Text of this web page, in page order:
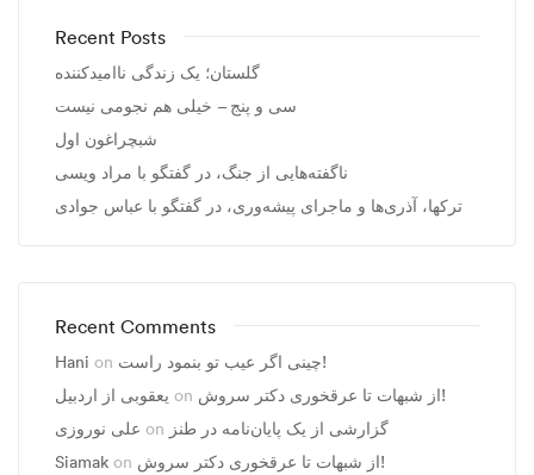
Recent Posts
گلستان؛ یک زندگی ناامیدکننده
سی و پنج – خیلی هم نجومی نیست
شبچراغون اول
ناگفته‌هایی از جنگ، در گفتگو با مراد ویسی
ترکها، آذری‌ها و ماجرای پیشه‌وری، در گفتگو با عباس جوادی
Recent Comments
Hani on
چینی اگر عیب تو بنمود راست!
یعقوبی از اردبیل on
از شبهات تا عرقخوری دکتر سروش!
علی نوروزی on گزارشی از یک پایان‌نامه در طنز
Siamak on
از شبهات تا عرقخوری دکتر سروش!